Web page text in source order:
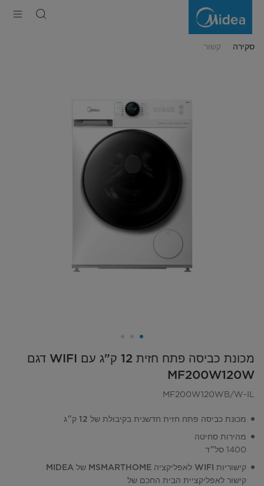
סקירה קשור
מכונת כביסה פתח חזית 12 ק"ג עם WIFI דגם
MF200W120W
MF200W120WB/W-IL
מכונת כביסה פתח חזית חדשנית בקיבולת של 12 ק״ג
מהירות סחיטה
1400 סל״ד
קישוריות WIFI לאפליקציה MSMARTHOME של MIDEA
קישור לאפליקציית הבית החכם של